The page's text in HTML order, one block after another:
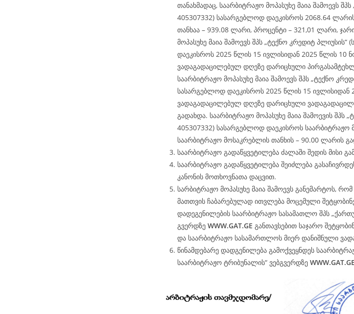
თანახმადაც, საარბიტრაჟო მოპასუხე მაია შამოევს
405307332) სასარგებლოდ დაეკისროს 2068.64 ლარის
თანხაა – 939.08 ლარი, პროცენტი – 321,01 ლარი,
მოპასუხე მაია შამოევს შპს „ტექნო კრედიტ
დაეკისროს 2025 წლის 15 ივლისიდან 2025 წლის 10
ვადაგადაცილებულ დღეზე დარიცხული
საარბიტრაჟო მოპასუხე მაია შამოევს შპს „ტექნო
სასარგებლოდ დაეკისროს 2025 წლის 15 ივლისიდან
ვადაგადაცილებულ დღეზე დარიცხული
გადახდა. საარბიტრაჟო მოპასუხე მაია შამოევის შპს
405307332) სასარგებლოდ დაეკისროს საარბიტრაჟო
საარბიტრაჟო მოსაკრებლის თანხის – 90.00 ლარის
საარბიტრაჟო გადაწყვეტილება ძალაში შედის მისი
საარბიტრაჟო გადაწყვეტილება შეიძლება
კანონის მოთხოვნათა დაცვით.
სარბიტრაჟო მოპასუხე მაია შამოევს განემარტოს,
მათთვის ჩაბარებულად ითვლება მოცემული
დადეგენილების საარბიტრაჟო სასამათლო შპს
გვერდზე WWW.GAT.GE განთავსებით საჯარო
და საარბიტრაჟო სასამართლოს მიერ დანიშნული
წინამდებარე დადგენილება გამოქვეყნდეს
საარბიტრაჟო ტრიბუნალის“ ვებგვერდზე WWW.GAT